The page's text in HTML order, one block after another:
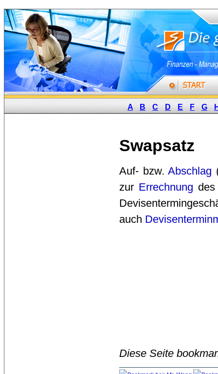
A B C D E F G
Swapsatz
Auf- bzw. Abschlag
zur Errechnung
auch
Diese Seite